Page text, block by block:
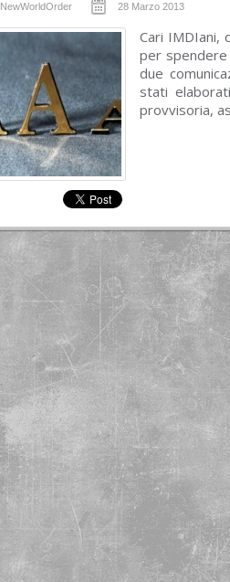
NewWorldOrder 28 Marzo 2013
Cari IMDIani,
per spendere
due
stati
provvisoria,